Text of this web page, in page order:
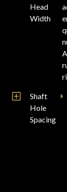
Head
Width
Shaft
Hole
Spacing